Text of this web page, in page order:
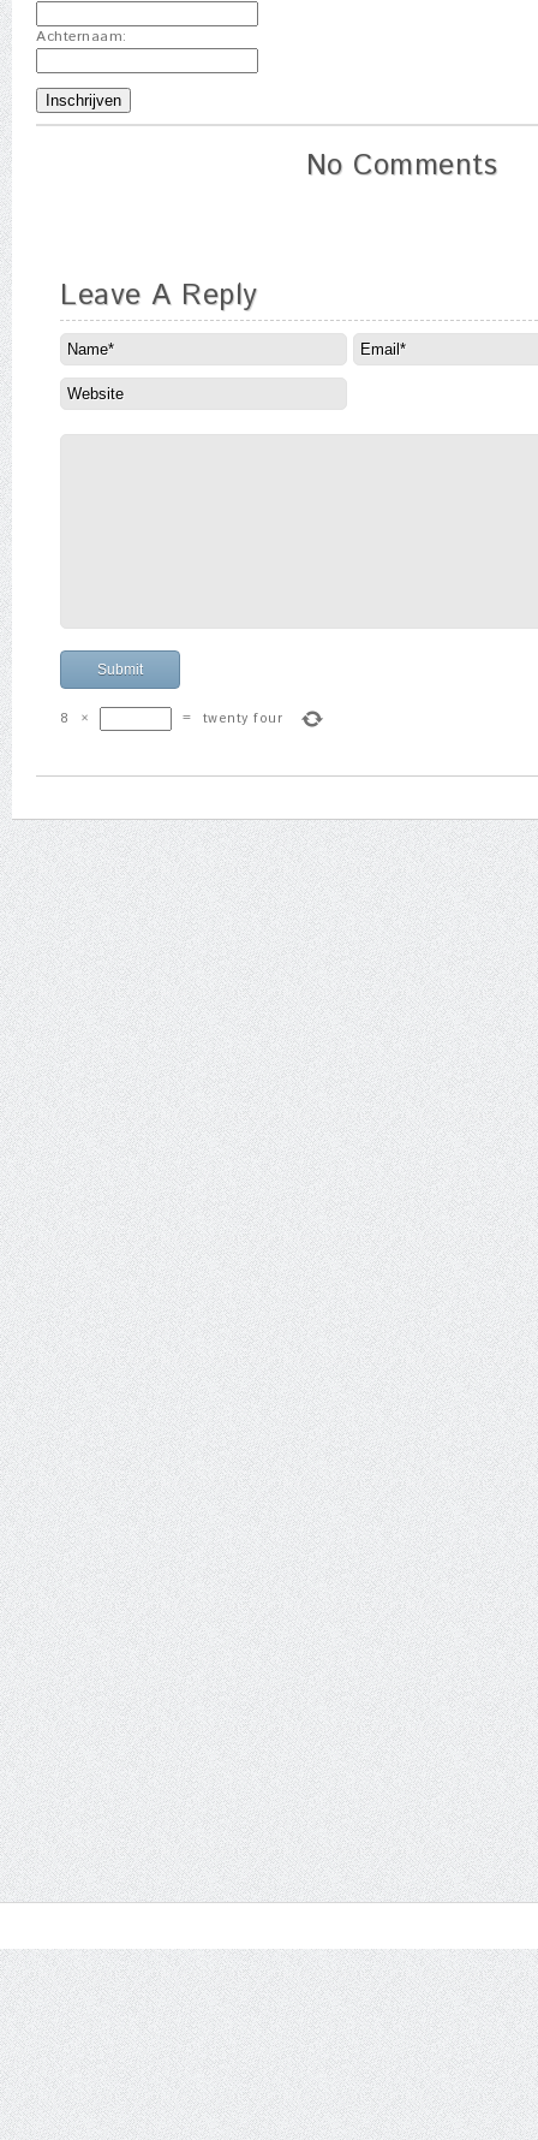
Achternaam:
No Comments
Leave A Reply
8 × = twenty four